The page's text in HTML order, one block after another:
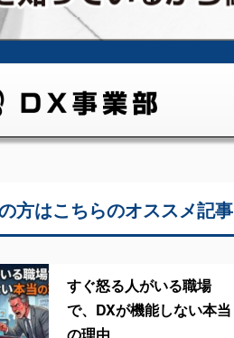
方はこちらのオススメ記
すぐ怒る人がいる職場
で、DXが機能しない本当